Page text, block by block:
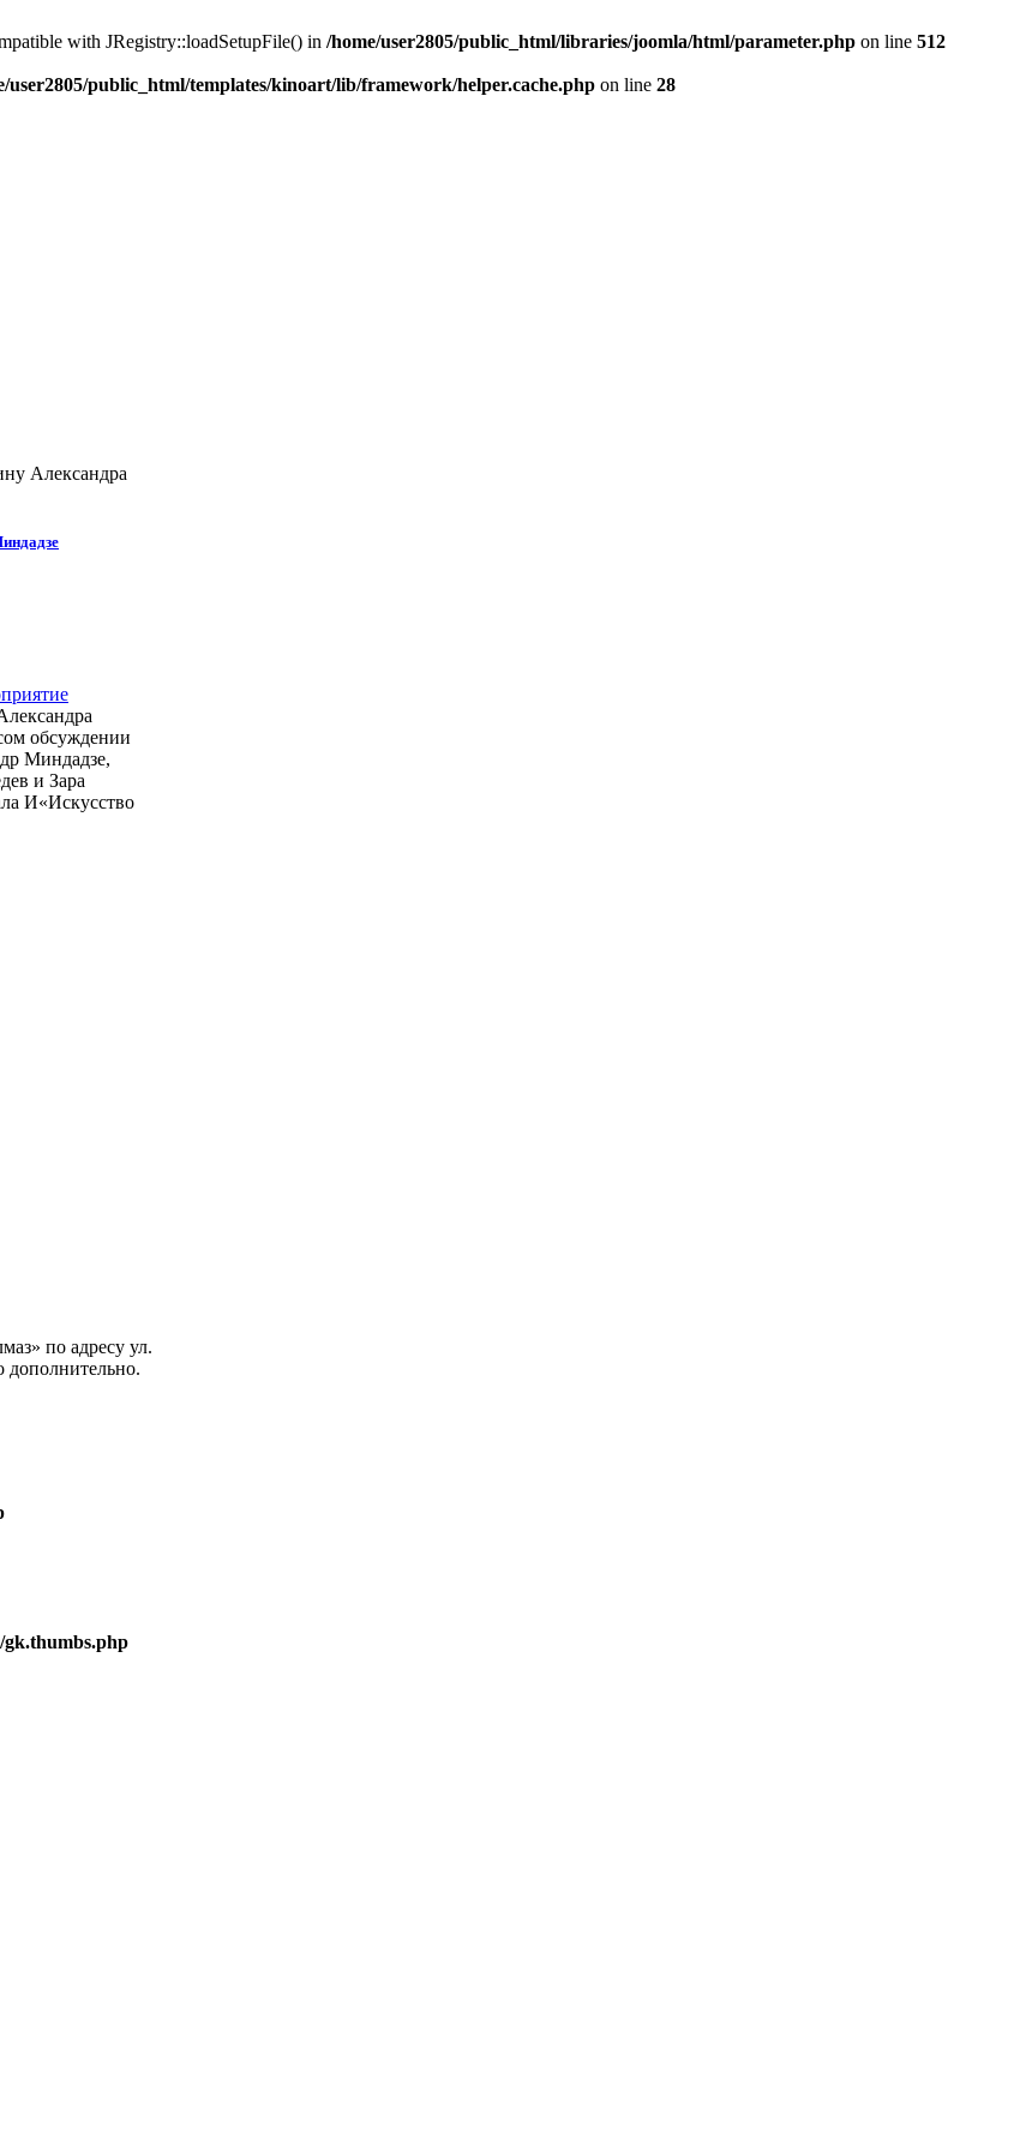
with JRegistry::loadSetupFile() in /home/user2805/public_html/libraries/joomla/html/parameter.php on line 512
user2805/public_html/templates/kinoart/lib/framework/helper.cache.php on line 28
Александра
обсуждении
Миндадзе,
и Зара
И«Искусство
по адресу ул.
дополнительно.
gk.thumbs.php